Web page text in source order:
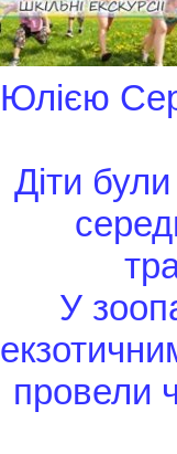
Юлією
Діти
У
провели